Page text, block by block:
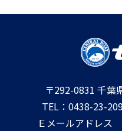
〒292-0831 千葉
TEL：0438-23-
Ｅメールアドレ